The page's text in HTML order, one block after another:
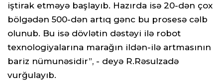
iştirak etməyə başlayıb. Hazırda isə 20-dən çox
bölgədən 500-dən artıq gənc bu prosesə cəlb
olunub. Bu isə dövlətin dəstəyi ilə robot
texnologiyalarına marağın ildən-ilə artmasının
bariz nümunəsidir”, - deyə R.Rəsulzadə
vurğulayıb.